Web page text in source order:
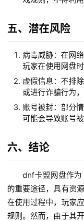
五、潜在风险
病毒威胁：在网
玩家在使用网盘时
虚假信息：不排
或进行诈骗行为
账号被封：部分
可能会导致账号
六、结论
dnf卡盟网盘作
的重要途径，具有资
在使用过程中，玩家
规则。然而，由于其